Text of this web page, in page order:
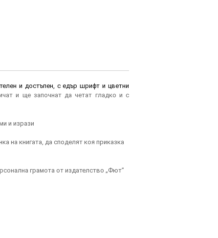
и достъпен, с едър шрифт и цветни
и ще започнат да четат гладко и с
и изрази
на книгата, да споделят коя приказка
грамота от издателство „Фют”